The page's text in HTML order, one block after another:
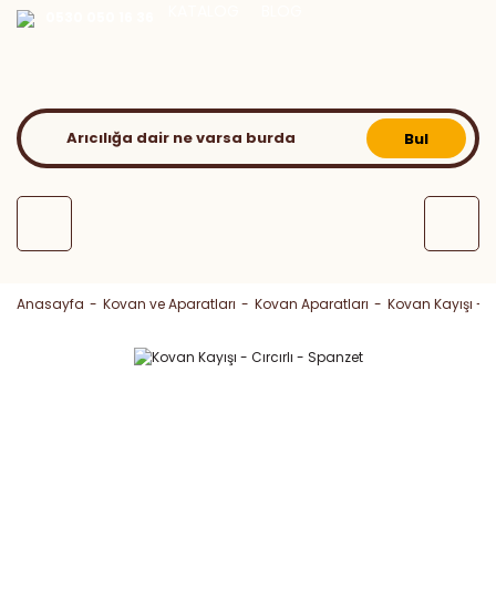
Bul
Anasayfa Kovan ve Aparatları Kovan Aparatları Kovan Kayışı -